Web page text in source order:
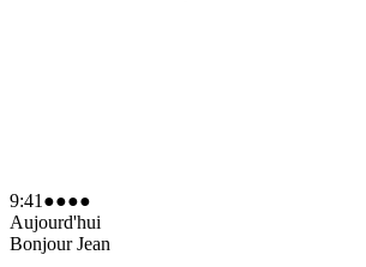
9:41 ●●●●
Aujourd'hui
Bonjour Jean